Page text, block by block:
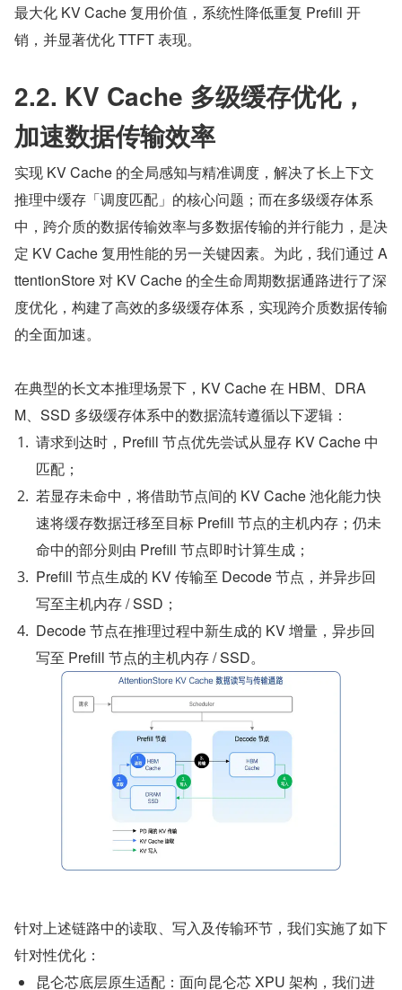
最大化 KV Cache 复用价值，系统性降低重复 Prefill 开
销，并显著优化 TTFT 表现。
2.2. KV Cache 多级缓存优化，
加速数据传输效率
实现 KV Cache 的全局感知与精准调度，解决了长上下文
推理中缓存「调度匹配」的核心问题；而在多级缓存体系
中，跨介质的数据传输效率与多数据传输的并行能力，是决
定 KV Cache 复用性能的另一关键因素。为此，我们通过 A
ttentionStore 对 KV Cache 的全生命周期数据通路进行了深
度优化，构建了高效的多级缓存体系，实现跨介质数据传输
的全面加速。
在典型的长文本推理场景下，KV Cache 在 HBM、DRA
M、SSD 多级缓存体系中的数据流转遵循以下逻辑：
请求到达时，Prefill 节点优先尝试从显存 KV Cache 中
匹配；
若显存未命中，将借助节点间的 KV Cache 池化能力快
速将缓存数据迁移至目标 Prefill 节点的主机内存；仍未
命中的部分则由 Prefill 节点即时计算生成；
Prefill 节点生成的 KV 传输至 Decode 节点，并异步回
写至主机内存 / SSD；
Decode 节点在推理过程中新生成的 KV 增量，异步回
写至 Prefill 节点的主机内存 / SSD。
针对上述链路中的读取、写入及传输环节，我们实施了如下
针对性优化：
昆仑芯底层原生适配：面向昆仑芯 XPU 架构，我们进